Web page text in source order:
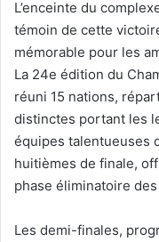
L’enceinte du
témoin de cette
mémorable pour les
La 24e édition du
réuni 15 nations,
distinctes portant les
équipes talentueuses
huitièmes de finale,
phase éliminatoire
Les demi-finales,